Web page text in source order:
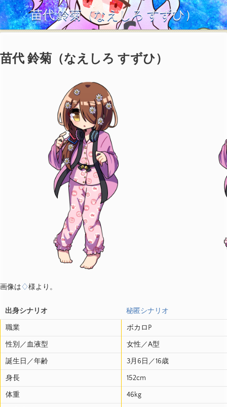
苗代 鈴菊（なえしろ すずひ）
苗代 鈴菊（なえしろ すずひ）
画像は♢様より。
出身シナリオ 秘匿シナリオ
職業 ボカロP
性別／血液型 女性／A型
誕生日／年齢 3月6日／16歳
身長 152cm
体重 46kg